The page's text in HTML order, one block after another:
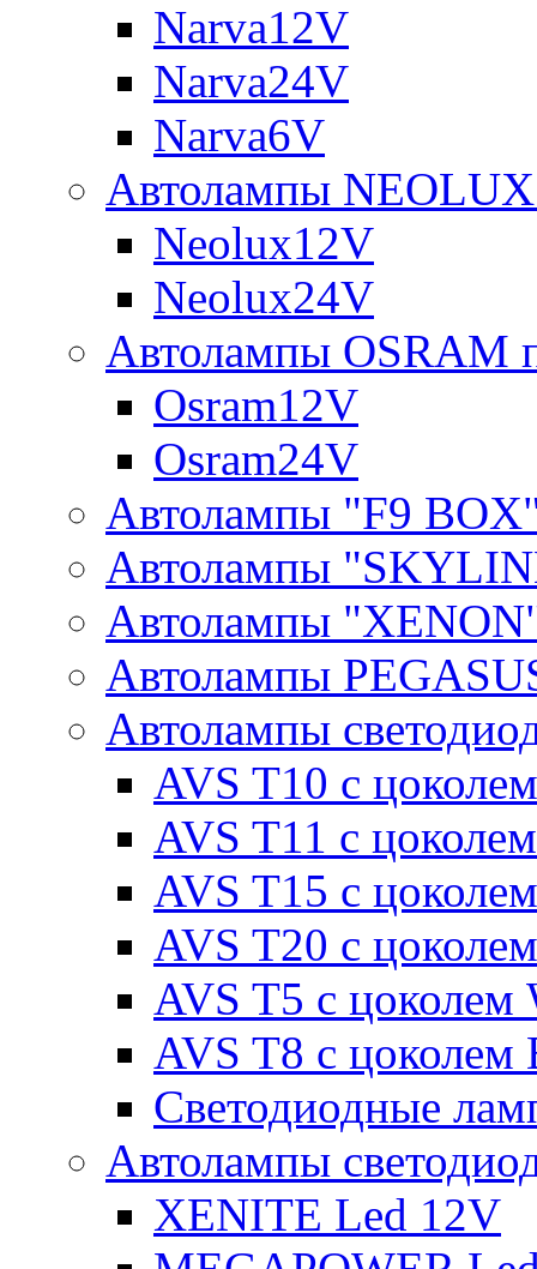
Narva12V
Narva24V
Narva6V
Автолампы
Neolux12V
Neolux24V
Автолампы OSRAM
Osram12V
Osram24V
Автолампы "F9
Автолампы
Автолампы
Автолампы
Автолампы
AVS T10 с
AVS T11 с
AVS T15 с
AVS T20 с
AVS T5 с цоколем
AVS T8 с цоколем
Светодиодные
Автолампы
XENITE Led 12V